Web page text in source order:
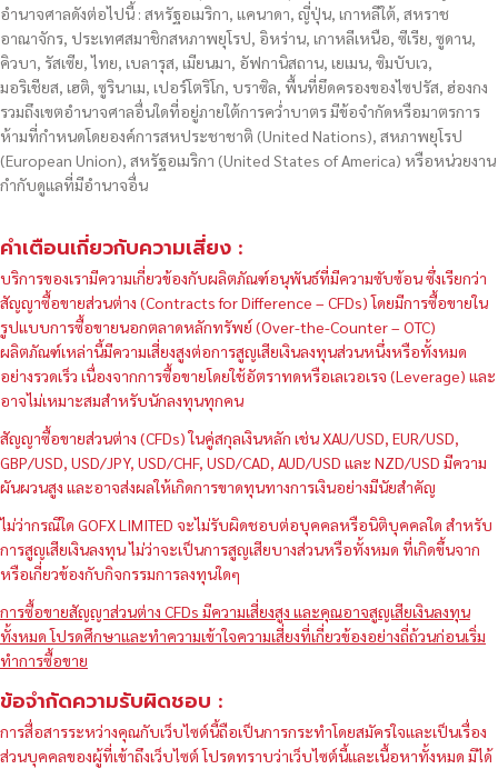
อำนาจศาลดังต่อไปนี้ : สหรัฐอเมริกา, แคนาดา, ญี่ปุ่น, เกาหลีใต้, สหราช
อาณาจักร, ประเทศสมาชิกสหภาพยุโรป, อิหร่าน, เกาหลีเหนือ, ซีเรีย, ซูดาน,
คิวบา, รัสเซีย, ไทย, เบลารุส, เมียนมา, อัฟกานิสถาน, เยเมน, ซิมบับเว,
มอริเชียส, เฮติ, ซูรินาเม, เปอร์โตริโก, บราซิล, พื้นที่ยึดครองของไซปรัส, ฮ่องกง
รวมถึงเขตอำนาจศาลอื่นใดที่อยู่ภายใต้การคว่ำบาตร มีข้อจำกัดหรือมาตรการ
ห้ามที่กำหนดโดยองค์การสหประชาชาติ (United Nations), สหภาพยุโรป
(European Union), สหรัฐอเมริกา (United States of America) หรือหน่วยงาน
กำกับดูแลที่มีอำนาจอื่น
คำเตือนเกี่ยวกับความเสี่ยง :
บริการของเรามีความเกี่ยวข้องกับผลิตภัณฑ์อนุพันธ์ที่มีความซับซ้อน ซึ่งเรียกว่า
สัญญาซื้อขายส่วนต่าง (Contracts for Difference – CFDs) โดยมีการซื้อขายใน
รูปแบบการซื้อขายนอกตลาดหลักทรัพย์ (Over-the-Counter – OTC)
ผลิตภัณฑ์เหล่านี้มีความเสี่ยงสูงต่อการสูญเสียเงินลงทุนส่วนหนึ่งหรือทั้งหมด
อย่างรวดเร็ว เนื่องจากการซื้อขายโดยใช้อัตราทดหรือเลเวอเรจ (Leverage) และ
อาจไม่เหมาะสมสำหรับนักลงทุนทุกคน
สัญญาซื้อขายส่วนต่าง (CFDs) ในคู่สกุลเงินหลัก เช่น XAU/USD, EUR/USD,
GBP/USD, USD/JPY, USD/CHF, USD/CAD, AUD/USD และ NZD/USD มีความ
ผันผวนสูง และอาจส่งผลให้เกิดการขาดทุนทางการเงินอย่างมีนัยสำคัญ
ไม่ว่ากรณีใด GOFX LIMITED จะไม่รับผิดชอบต่อบุคคลหรือนิติบุคคลใด สำหรับ
การสูญเสียเงินลงทุน ไม่ว่าจะเป็นการสูญเสียบางส่วนหรือทั้งหมด ที่เกิดขึ้นจาก
หรือเกี่ยวข้องกับกิจกรรมการลงทุนใดๆ
การซื้อขายสัญญาส่วนต่าง CFDs มีความเสี่ยงสูง และคุณอาจสูญเสียเงินลงทุน
ทั้งหมด โปรดศึกษาและทำความเข้าใจความเสี่ยงที่เกี่ยวข้องอย่างถี่ถ้วนก่อนเริ่ม
ทำการซื้อขาย
ข้อจำกัดความรับผิดชอบ :
การสื่อสารระหว่างคุณกับเว็บไซต์นี้ถือเป็นการกระทำโดยสมัครใจและเป็นเรื่อง
ส่วนบุคคลของผู้ที่เข้าถึงเว็บไซต์ โปรดทราบว่าเว็บไซต์นี้และเนื้อหาทั้งหมด มิได้